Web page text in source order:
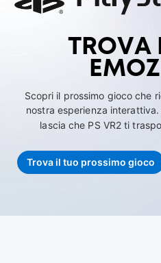
TROVA
Scopri il prossimo gioco che
nostra esperienza
lascia che PS VR2 ti
Trova il tuo prossimo gioco